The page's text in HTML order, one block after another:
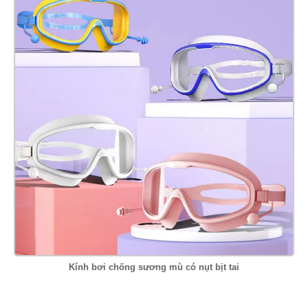
Kính bơi chống sương mù có nụt bịt tai